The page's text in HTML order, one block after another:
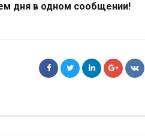
дня в одном сообщении!